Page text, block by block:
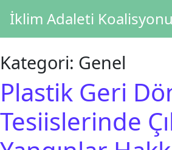
İçeriğe geç
Ana gezinti
İklim Adaleti Koalisyonu
Kategori: Genel
Plastik Geri
Tesiislerinde